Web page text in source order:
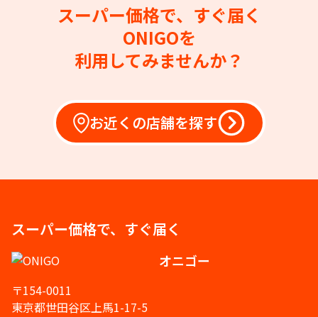
スーパー価格で、すぐ届く
ONIGOを
利用してみませんか？
お近くの店舗を探す
スーパー価格で、すぐ届く
オニゴー
〒154-0011
東京都世田谷区上馬1-17-5